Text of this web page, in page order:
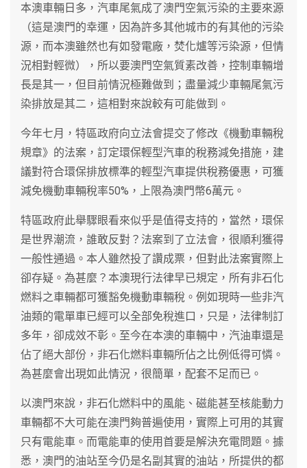
本澳車輛日多，汽車尾氣成了澳門空氣污染的主要來源
（這是澳門的幸運，因為許多其他城市的有其他的污染
源，而本澳雖然也有如發電廠，焚化爐等污染源，但情
況相對輕微），所以要澳門空氣質素改善，控制車輛增
長是其一，但目前情況極難做到；盡量減少車輛尾氣污
染排放是其二，這相對來說較有可能做到。
今年七月，特區政府向立法會提交了修改《機動車輛稅
規章》的法案，訂定環保輕型汽車的稅務減免措施，建
議對符合環保排放標準的輕型汽車提供稅務優惠，可獲
減免機動車輛稅率50%，上限為澳門幣6萬元。
特區政府此舉驟眼看來似乎是值得支持的，當然，環保
是世界潮流，誰敢反對？法案到了立法會，很順利獲得
一般性通過。本人雖然投了讚成票，但對此法案實際上
卻存疑。為甚麼？本澳現行法律早已規定，所有非石化
燃料之車輛都可獲豁免機動車輛稅。例如現時一些非汽
油類的電單車已經可以全部免稅進口，只是，法律制訂
多年，卻成效不彰。至今在本澳的車輛中，汽油車還是
佔了絕大部份，非石化燃料車輛所佔之比例低得可憐。
為甚麼會出現如此情況，很簡單，配套不足而已。
以澳門來說，非石化燃料中的風能、磁能甚至核能動力
車輛都不大可能在澳門夠普遍使用，實際上可用的其實
只有電能車。而電能車的使用首要是解決充電問題。據
悉，澳門的油站至今仍是名副其實的油站，所提供的都